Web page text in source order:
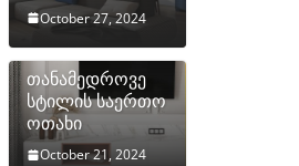
October 27, 2024
თანამედროვე
სტილის საერთო
ოთახი
October 21, 2024